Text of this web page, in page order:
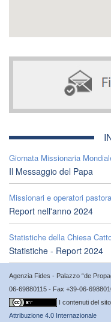
Giornata Missionaria
Il Messaggio del Papa
Missionari e operatori
Report nell'anno 2024
Statistiche della Chiesa
Statistiche - Report 2024
Agenzia Fides - Palazzo “de
06-69880115 - Fax +39-06-
I contenuti del
Attribuzione 4.0 Internazionale